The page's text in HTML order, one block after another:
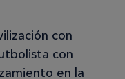
con
con
en la